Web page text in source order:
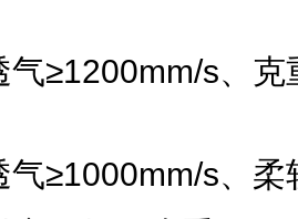
气≥1200mm/s、
气≥1000mm/s、